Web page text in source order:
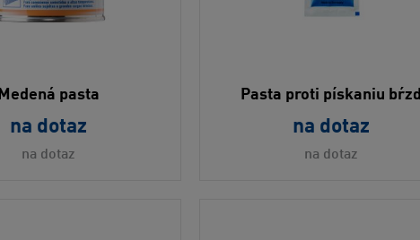
Medená pasta
na dotaz
na dotaz
Pasta proti pískaniu bŕzd
na dotaz
na dotaz